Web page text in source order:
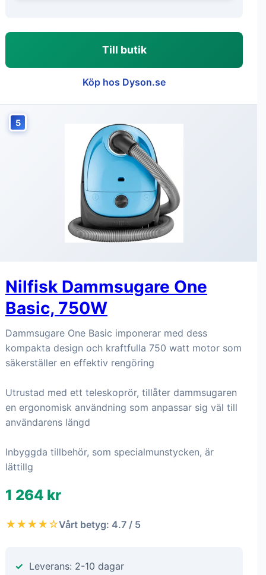
Till butik
Köp hos Dyson.se
5
Nilfisk Dammsugare One
Basic, 750W
Dammsugare One Basic imponerar med dess
kompakta design och kraftfulla 750 watt motor som
säkerställer en effektiv rengöring
Utrustad med ett teleskoprör, tillåter dammsugaren
en ergonomisk användning som anpassar sig väl till
användarens längd
Inbyggda tillbehör, som specialmunstycken, är
lättillg
1 264 kr
★★★★☆Vårt betyg: 4.7 / 5
Leverans: 2-10 dagar